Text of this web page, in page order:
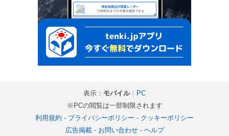
表示： モバイル｜ PC
※PCの閲覧は一部制限されます
利用規約 - プライバシーポリシー - クッキーポリシー
広告掲載- お問い合わせ- ヘルプ